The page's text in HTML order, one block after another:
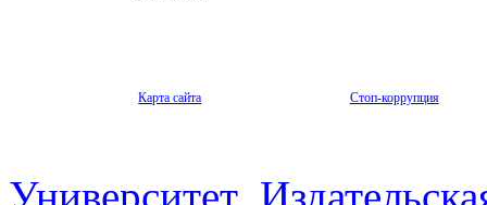
Карта сайта Стоп-коррупция
Университет